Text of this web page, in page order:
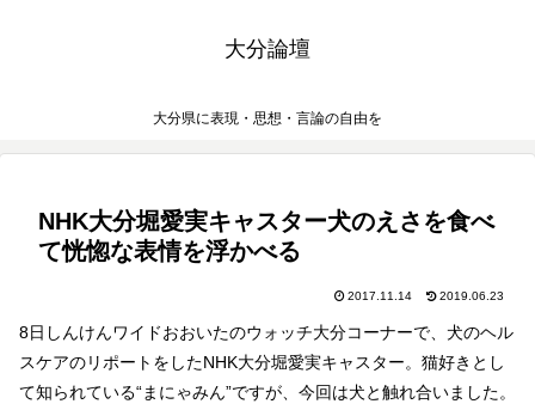
大分論壇
大分県に表現・思想・言論の自由を
NHK大分堀愛実キャスター犬のえさを食べ
て恍惚な表情を浮かべる
2017.11.14 2019.06.23
8日しんけんワイドおおいたのウォッチ大分コーナーで、犬のヘル
スケアのリポートをしたNHK大分堀愛実キャスター。猫好きとし
て知られている“まにゃみん”ですが、今回は犬と触れ合いました。